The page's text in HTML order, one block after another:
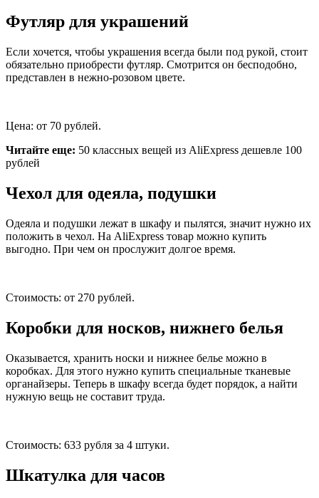
Футляр для украшений
Если хочется, чтобы украшения всегда были под рукой, стоит
обязательно приобрести футляр. Смотрится он бесподобно,
представлен в нежно-розовом цвете.
Цена: от 70 рублей.
Читайте еще: 50 классных вещей из AliExpress дешевле 100
рублей
Чехол для одеяла, подушки
Одеяла и подушки лежат в шкафу и пылятся, значит нужно их
положить в чехол. На AliExpress товар можно купить
выгодно. При чем он прослужит долгое время.
Стоимость: от 270 рублей.
Коробки для носков, нижнего белья
Оказывается, хранить носки и нижнее белье можно в
коробках. Для этого нужно купить специальные тканевые
органайзеры. Теперь в шкафу всегда будет порядок, а найти
нужную вещь не составит труда.
Стоимость: 633 рубля за 4 штуки.
Шкатулка для часов